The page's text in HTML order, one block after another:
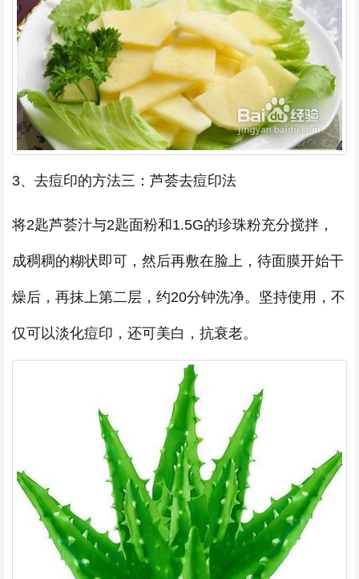
3、去痘印的方法三：芦荟去痘印法
将2匙芦荟汁与2匙面粉和1.5G的珍珠粉充分搅拌，
成稠稠的糊状即可，然后再敷在脸上，待面膜开始干
燥后，再抹上第二层，约20分钟洗净。坚持使用，不
仅可以淡化痘印，还可美白，抗衰老。